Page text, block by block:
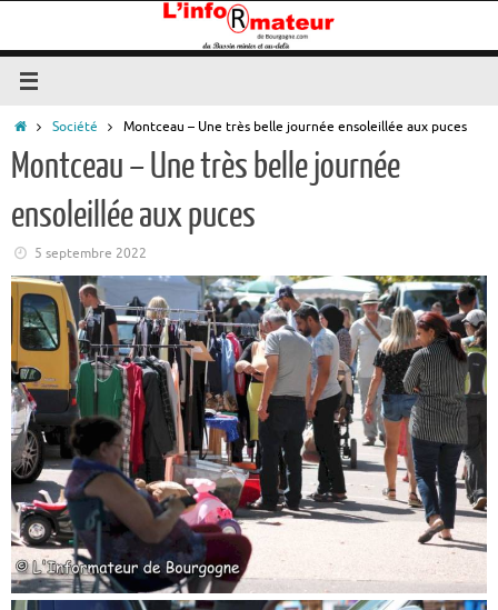
contenu
Accueil
Société Montceau – Une très belle journée ensoleillée aux puces
Montceau – Une très belle journée
ensoleillée aux puces
5 septembre 2022